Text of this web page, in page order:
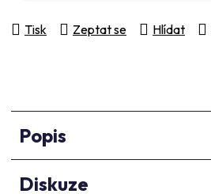
Tisk Zeptat se Hlídat
Popis
Diskuze